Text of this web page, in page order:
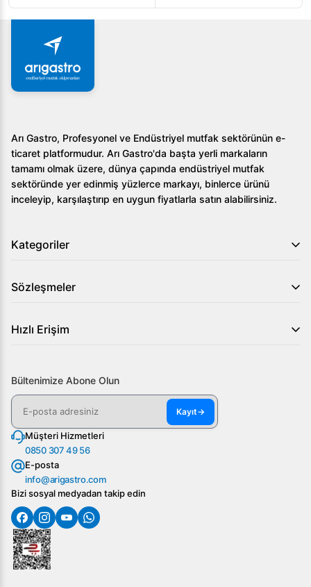
Gastro'nun geniş ürün yelpazesi içerisinden, mutfak
ünitesini kolayca bulabilir, profesyonel çözümlerle hijyen
standartlarınızı en üst seviyeye taşıyabilirsiniz.
Arı Gastro, Profesyonel ve Endüstriyel mutfak sektörünün e-
ticaret platformudur. Arı Gastro'da başta yerli markaların
tamamı olmak üzere, dünya çapında endüstriyel mutfak
sektöründe yer edinmiş yüzlerce markayı, binlerce ürünü
inceleyip, karşılaştırıp en uygun fiyatlarla satın alabilirsiniz.
Kategoriler
Sözleşmeler
Hızlı Erişim
Bültenimize Abone Olun
Kayıt→
Müşteri Hizmetleri
0850 307 49 56
E-posta
info@arigastro.com
Bizi sosyal medyadan takip edin